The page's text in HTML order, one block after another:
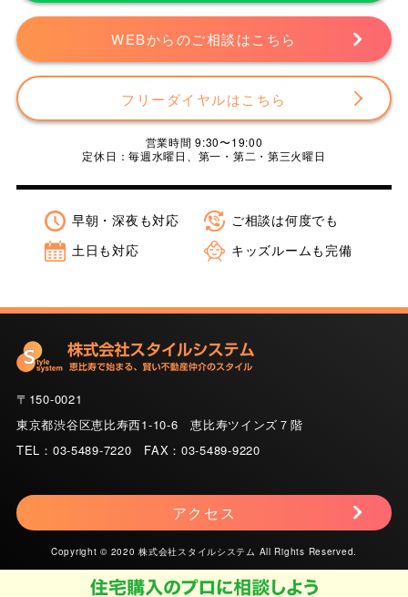
WEBからのご相談はこちら
フリーダイヤルはこちら
営業時間 9:30〜19:00
定休日：毎週水曜日、第一・第二・第三火曜日
早朝・深夜も対応 ご相談は何度でも
土日も対応 キッズルームも完備
〒150-0021
東京都渋谷区恵比寿西1-10-6 恵比寿ツインズ７階
TEL：03-5489-7220 FAX：03-5489-9220
アクセス
Copyright © 2020 株式会社スタイルシステム All Rights Reserved.